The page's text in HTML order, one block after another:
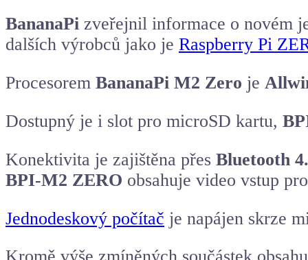
BananaPi zveřejnil informace o novém
dalších výrobců jako je Raspberry Pi
Procesorem BananaPi M2 Zero je
Dostupný je i slot pro microSD kartu,
Konektivita je zajištěna přes Bluetooth
BPI-M2 ZERO obsahuje video vstup
Jednodeskový počítač je napájen skrze